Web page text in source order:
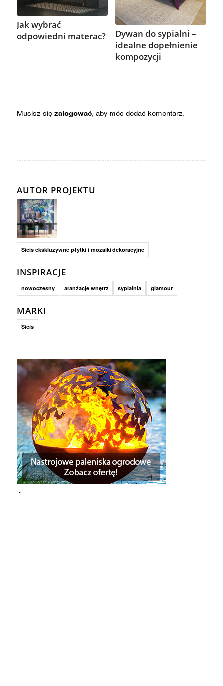
Jak wybrać
odpowiedni materac?
Dywan do sypialni –
idealne dopełnienie
kompozycji
Musisz sięzalogować, aby móc dodać komentarz.
AUTOR PROJEKTU
Sicis ekskluzywne płytki i mozaiki dekoracyjne
INSPIRACJE
nowoczesny aranżacje wnętrz sypialnia glamour
MARKI
Sicis